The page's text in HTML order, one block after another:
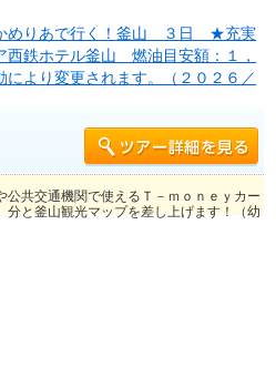
めりあで行く！釜山 ３日 ★充実
鉄ホテル釜山 燃油目安額：１，
より変更されます。（２０２６／
共交通機関で使えるＴ－ｍｏｎｅｙカー
分と釜山観光マップを差し上げます！（幼